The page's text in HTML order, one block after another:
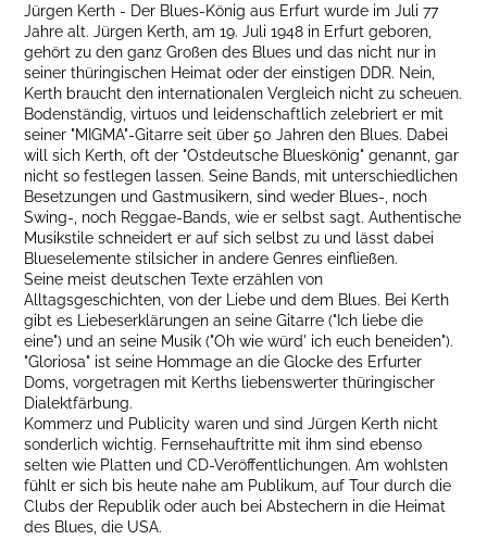
Jürgen Kerth - Der Blues-König aus Erfurt wurde im Juli 77
Jahre alt. Jürgen Kerth, am 19. Juli 1948 in Erfurt geboren,
gehört zu den ganz Großen des Blues und das nicht nur in
seiner thüringischen Heimat oder der einstigen DDR. Nein,
Kerth braucht den internationalen Vergleich nicht zu scheuen.
Bodenständig, virtuos und leidenschaftlich zelebriert er mit
seiner "MIGMA"-Gitarre seit über 50 Jahren den Blues. Dabei
will sich Kerth, oft der "Ostdeutsche Blueskönig" genannt, gar
nicht so festlegen lassen. Seine Bands, mit unterschiedlichen
Besetzungen und Gastmusikern, sind weder Blues-, noch
Swing-, noch Reggae-Bands, wie er selbst sagt. Authentische
Musikstile schneidert er auf sich selbst zu und lässt dabei
Blueselemente stilsicher in andere Genres einfließen.
Seine meist deutschen Texte erzählen von
Alltagsgeschichten, von der Liebe und dem Blues. Bei Kerth
gibt es Liebeserklärungen an seine Gitarre ("Ich liebe die
eine") und an seine Musik ("Oh wie würd' ich euch beneiden").
"Gloriosa" ist seine Hommage an die Glocke des Erfurter
Doms, vorgetragen mit Kerths liebenswerter thüringischer
Dialektfärbung.
Kommerz und Publicity waren und sind Jürgen Kerth nicht
sonderlich wichtig. Fernsehauftritte mit ihm sind ebenso
selten wie Platten und CD-Veröffentlichungen. Am wohlsten
fühlt er sich bis heute nahe am Publikum, auf Tour durch die
Clubs der Republik oder auch bei Abstechern in die Heimat
des Blues, die USA.